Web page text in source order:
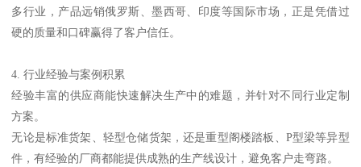
多行业，产品远销俄罗斯、墨西哥、印度等国际市场，正是凭借过
硬的质量和口碑赢得了客户信任。
4. 行业经验与案例积累
经验丰富的供应商能快速解决生产中的难题，并针对不同行业定制
方案。
无论是标准货架、轻型仓储货架，还是重型阁楼踏板、P型梁等异型
件，有经验的厂商都能提供成熟的生产线设计，避免客户走弯路。